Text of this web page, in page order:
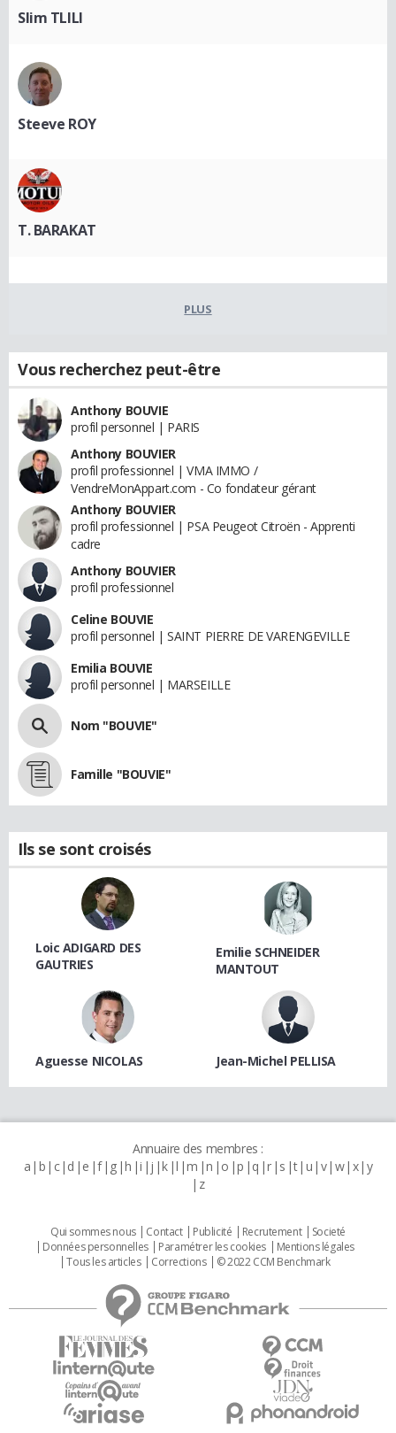
Slim TLILI
Steeve ROY
T. BARAKAT
PLUS
Vous recherchez peut-être
Anthony BOUVIE
profil personnel | PARIS
Anthony BOUVIER
profil professionnel | VMA IMMO /
VendreMonAppart.com - Co fondateur gérant
Anthony BOUVIER
profil professionnel | PSA Peugeot Citroën - Apprenti
cadre
Anthony BOUVIER
profil professionnel
Celine BOUVIE
profil personnel | SAINT PIERRE DE VARENGEVILLE
Emilia BOUVIE
profil personnel | MARSEILLE
Nom "BOUVIE"
Famille "BOUVIE"
Ils se sont croisés
Loic ADIGARD DES
GAUTRIES
Emilie SCHNEIDER
MANTOUT
Aguesse NICOLAS Jean-Michel PELLISA
Annuaire des membres :
a b c d e f g h i j k l m n o p q r s t u v w x y
z
Qui sommes nous Contact Publicité Recrutement
Societé
Données personnelles
Paramétrer les cookies
Mentions légales
Tous les articles
Corrections © 2022 CCM Benchmark